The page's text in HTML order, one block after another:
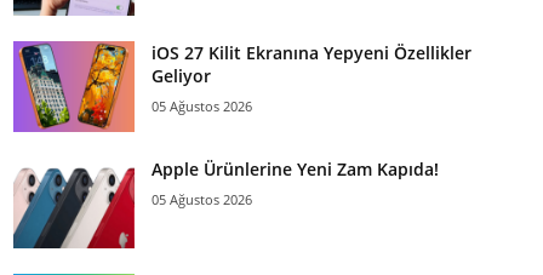
iOS 27 Kilit Ekranına Yepyeni Özellikler
Geliyor
05 Ağustos 2026
Apple Ürünlerine Yeni Zam Kapıda!
05 Ağustos 2026